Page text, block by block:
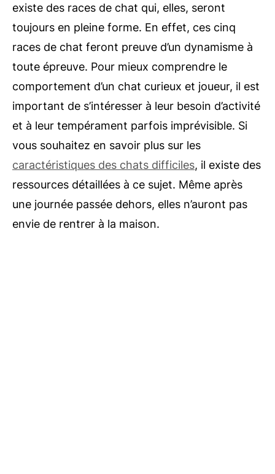
existe des races de chat qui, elles, seront
toujours en pleine forme. En effet, ces cinq
races de chat feront preuve d’un dynamisme à
toute épreuve. Pour mieux comprendre le
comportement d’un chat curieux et joueur, il est
important de s’intéresser à leur besoin d’activité
et à leur tempérament parfois imprévisible. Si
vous souhaitez en savoir plus sur les
caractéristiques des chats difficiles, il existe des
ressources détaillées à ce sujet. Même après
une journée passée dehors, elles n’auront pas
envie de rentrer à la maison.